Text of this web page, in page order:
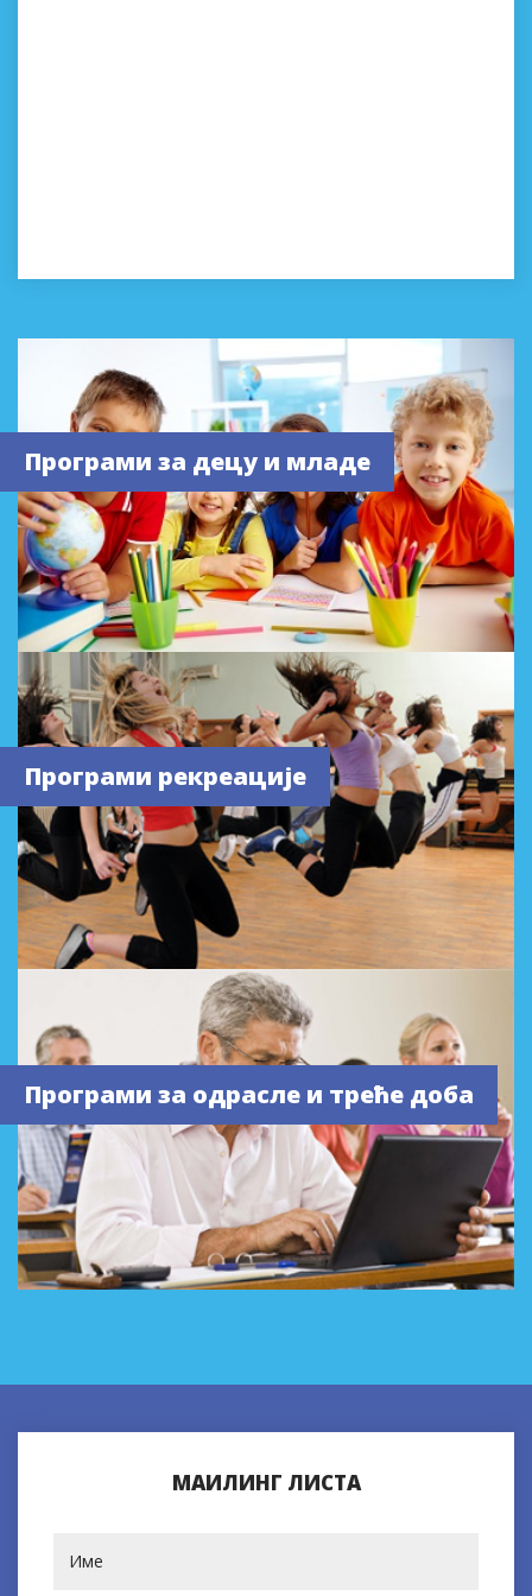
Програми за децу и младе
Програми рекреације
Програми за одрасле и треће доба
МАИЛИНГ ЛИСТА